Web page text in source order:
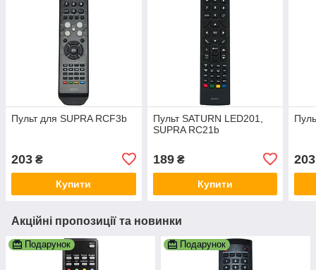
Пульт для SUPRA RCF3b
203 ₴
Купити
Пульт SATURN LED201,
SUPRA RC21b
189₴
Купити
203
Акційні пропозиції та новинки
Подарунок Подарунок